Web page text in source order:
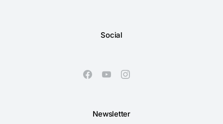
Social
Newsletter